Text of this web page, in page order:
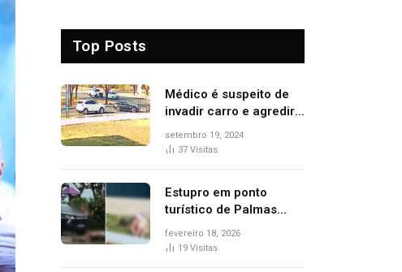
Top Posts
Médico é suspeito de
invadir carro e agredir
delegado aposentado
durante confusão no
setembro 19, 2024
37 Visitas
Estupro em ponto
turístico de Palmas
ocorreu em frente à
viatura e base de
fevereiro 18, 2026
19 Visitas